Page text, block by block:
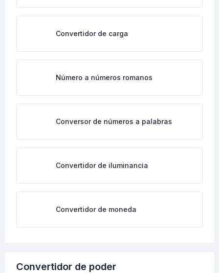
Convertidor de carga
Número a números romanos
Conversor de números a palabras
Convertidor de iluminancia
Convertidor de moneda
Convertidor de poder